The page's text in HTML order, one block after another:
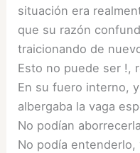
situación era
que su razón
traicionando de
Esto no puede ser !,
En su fuero interno,
albergaba la vaga
No podían
No podía